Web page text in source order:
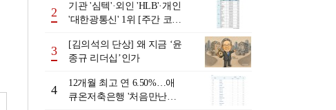
년 8월3일~8월7일]
2
기관 '심텍'·외인 'HLB'·개인
'대한광통신' 1위 [주간 코스
월7일]
3
[김의석의 단상] 왜 지금 ‘윤
종규 리더십’인가
4
12개월 최고 연 6.50%…애
큐온저축은행 '처음만난적